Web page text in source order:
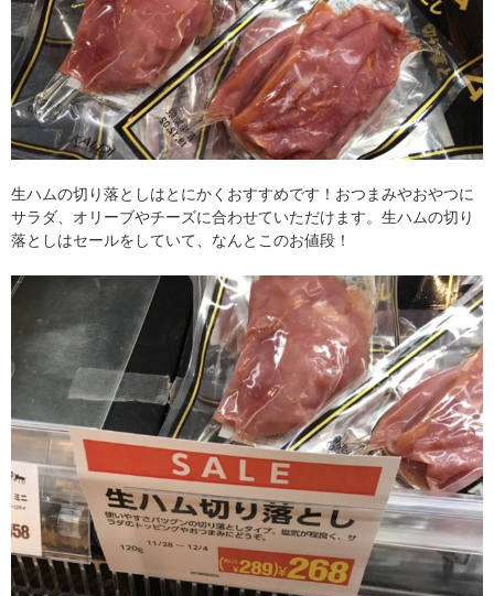
生ハムの切り落としはとにかくおすすめです！おつまみやおやつに
サラダ、オリーブやチーズに合わせていただけます。生ハムの切り
落としはセールをしていて、なんとこのお値段！